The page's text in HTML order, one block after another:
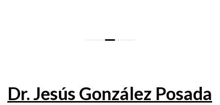
Dr. Jesús González Posada